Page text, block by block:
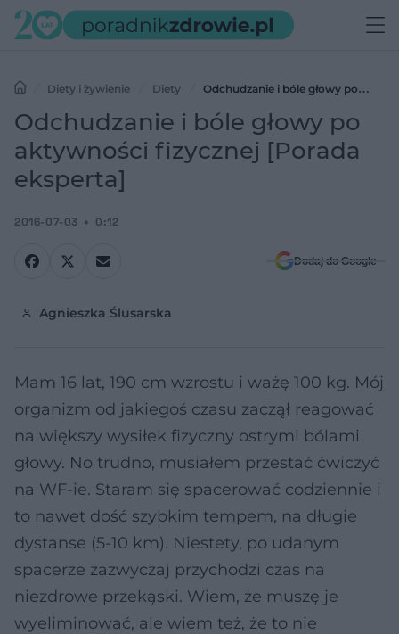
Diety i żywienie Diety
Odchudzanie i bóle głowy po
aktywności fizycznej [Porada eksperta]
Odchudzanie i bóle głowy po
aktywności fizycznej [Porada
eksperta]
2016-07-03 0:12
Dodaj do Google
Agnieszka Ślusarska
Mam 16 lat, 190 cm wzrostu i ważę 100 kg. Mój
organizm od jakiegoś czasu zaczął reagować
na większy wysiłek fizyczny ostrymi bólami
głowy. No trudno, musiałem przestać ćwiczyć
na WF-ie. Staram się spacerować codziennie i
to nawet dość szybkim tempem, na długie
dystanse (5-10 km). Niestety, po udanym
spacerze zazwyczaj przychodzi czas na
niezdrowe przekąski. Wiem, że muszę je
wyeliminować, ale wiem też, że to nie